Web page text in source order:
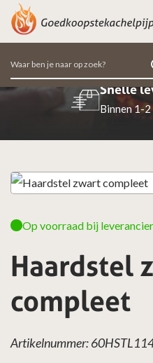
Zoeken
naar:
Snelle
Binnen 1-
Haardstel
compleet
Op voorraad bij leverancier
Artikelnummer: